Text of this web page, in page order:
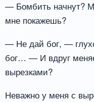
— Бомбить начнут?
мне покажешь?
— Не дай бог, —
бог… — И вдруг
вырезками?
Неважно у меня с